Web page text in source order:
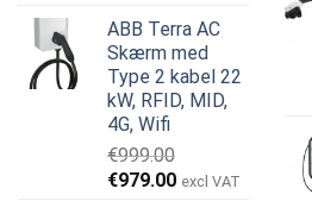
pris
var:
€799.00.
pris
er:
€629.00.
ABB Terra AC
Skærm med
Type 2 kabel 22
kW, RFID, MID,
4G, Wifi
€999.00
Den
€979.00Den
excl VAT